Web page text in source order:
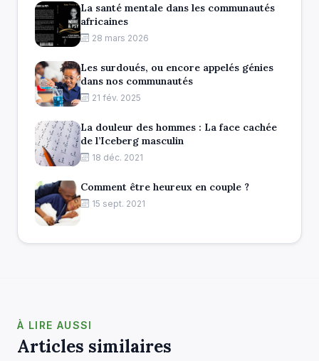
La santé mentale dans les communautés
africaines
28 mars 2026
Les surdoués, ou encore appelés génies
dans nos communautés
21 fév. 2025
La douleur des hommes : La face cachée
de l’Iceberg masculin
18 déc. 2021
Comment être heureux en couple ?
15 sept. 2021
À LIRE AUSSI
Articles similaires